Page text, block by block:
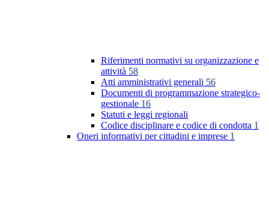
Riferimenti normativi su organizzazione e
attività 58
Atti amministrativi generali 56
Documenti di programmazione strategico-
gestionale 16
Statuti e leggi regionali
Codice disciplinare e codice di condotta 1
Oneri informativi per cittadini e imprese 1